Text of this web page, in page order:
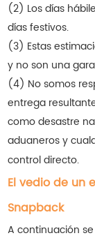
(2) Los días
días festivos.
(3) Estas
y no son una
(4) No somos
entrega
como desastre
aduaneros y
control directo.
El vedio de un
Snapback
A continuación